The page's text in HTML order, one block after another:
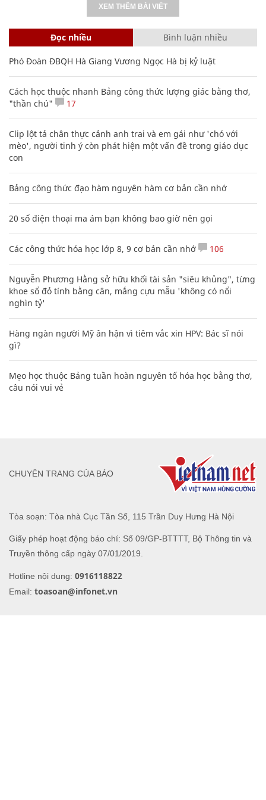
XEM THÊM BÀI VIẾT
Đọc nhiều Bình luận nhiều
Phó Đoàn ĐBQH Hà Giang Vương Ngọc Hà bị kỷ luật
Cách học thuộc nhanh Bảng công thức lượng giác bằng thơ,
"thần chú"
17
Clip lột tả chân thực cảnh anh trai và em gái như 'chó với
mèo', người tinh ý còn phát hiện một vấn đề trong giáo dục
con
Bảng công thức đạo hàm nguyên hàm cơ bản cần nhớ
20 số điện thoại ma ám bạn không bao giờ nên gọi
Các công thức hóa học lớp 8, 9 cơ bản cần nhớ 106
Nguyễn Phương Hằng sở hữu khối tài sản "siêu khủng", từng
khoe sổ đỏ tính bằng cân, mắng cựu mẫu 'không có nổi
nghìn tỷ'
Hàng ngàn người Mỹ ân hận vì tiêm vắc xin HPV: Bác sĩ nói
gì?
Mẹo học thuộc Bảng tuần hoàn nguyên tố hóa học bằng thơ,
câu nói vui vẻ
Tòa soạn: Tòa nhà Cục Tần Số, 115 Trần Duy Hưng Hà Nội
Giấy phép hoạt động báo chí: Số 09/GP-BTTTT, Bộ Thông tin và
Truyền thông cấp ngày 07/01/2019.
Hotline nội dung: 0916118822
Email: toasoan@infonet.vn
CHUYÊN TRANG CỦA BÁO